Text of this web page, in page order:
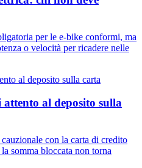
per le e-bike conformi, ma
o velocità per ricadere nelle
al deposito sulla
con la carta di credito
somma bloccata non torna